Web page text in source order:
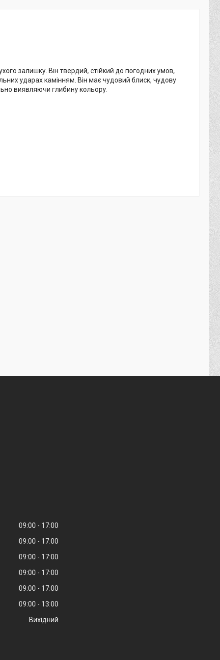
залишку. Він твердий, стійкий до погодних умов,
ударах камінням. Він має чудовий блиск, чудову
виявляючи глибину кольору.
09:00
17:00
09:00
17:00
09:00
17:00
09:00
17:00
09:00
17:00
09:00
13:00
Вихідний